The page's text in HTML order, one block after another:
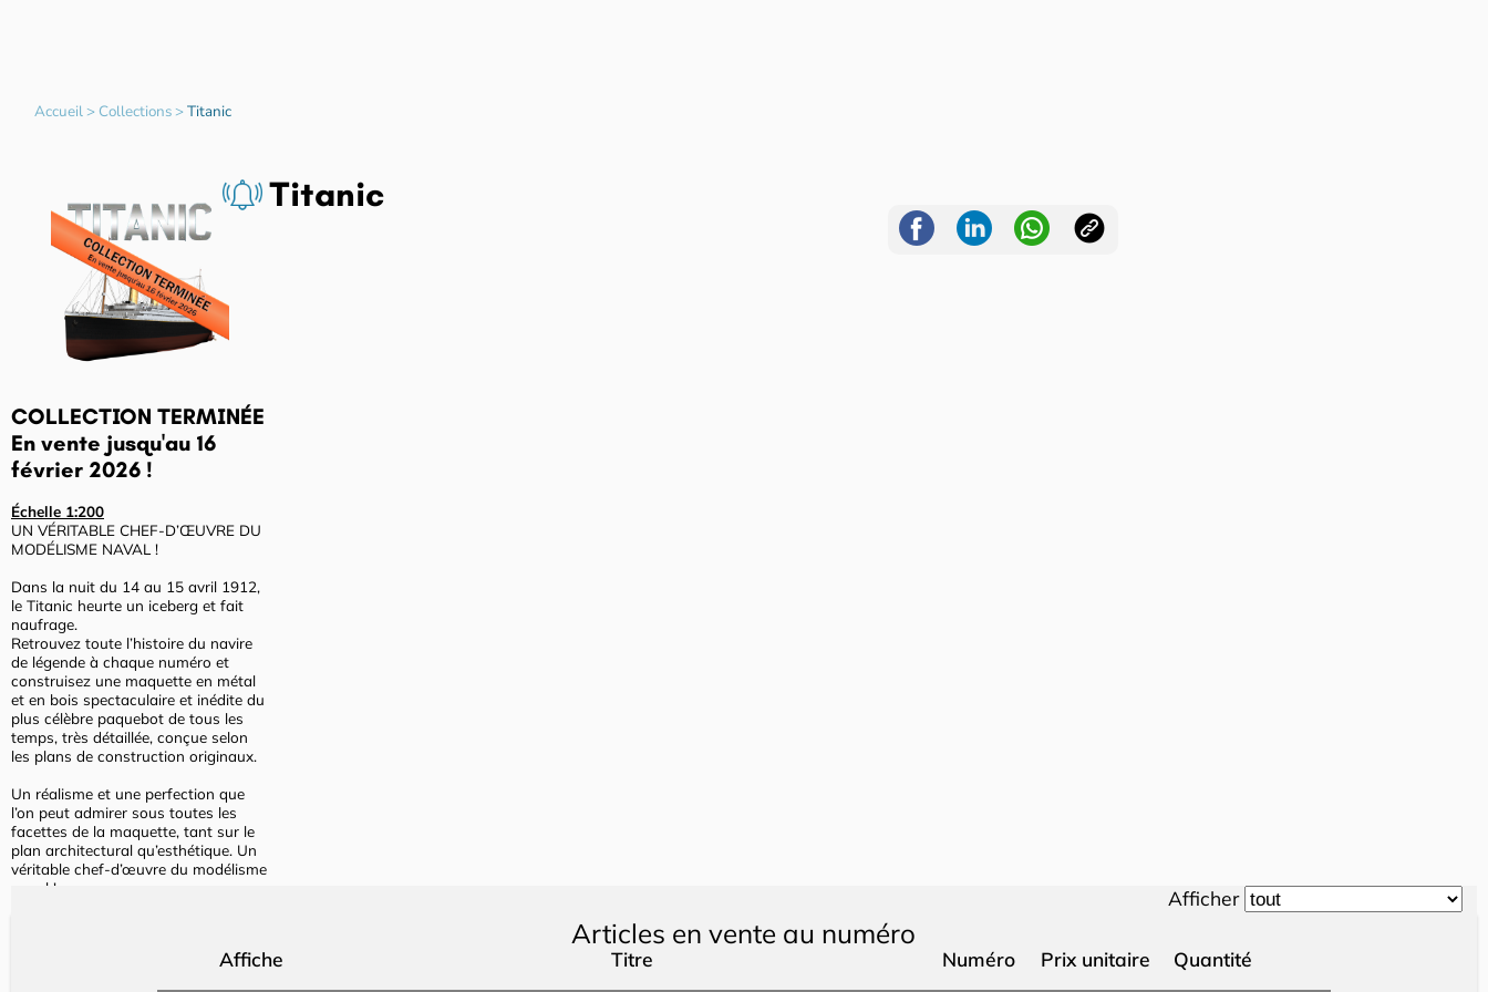
Accueil> Collections>Titanic
COLLECTION TERMINÉE
En vente jusqu'au 16
février 2026 !
Échelle 1:200
UN VÉRITABLE CHEF-D’ŒUVRE DU
MODÉLISME NAVAL !
Dans la nuit du 14 au 15 avril 1912,
le Titanic heurte un iceberg et fait
naufrage.
Retrouvez toute l’histoire du navire
de légende à chaque numéro et
construisez une maquette en métal
et en bois spectaculaire et inédite du
plus célèbre paquebot de tous les
temps, très détaillée, conçue selon
les plans de construction originaux.
Un réalisme et une perfection que
l’on peut admirer sous toutes les
facettes de la maquette, tant sur le
plan architectural qu’esthétique. Un
véritable chef-d’œuvre du modélisme
naval !
Titanic
Articles en vente au numéro
Afficher
Affiche Titre Numéro Prix unitaire Quantité